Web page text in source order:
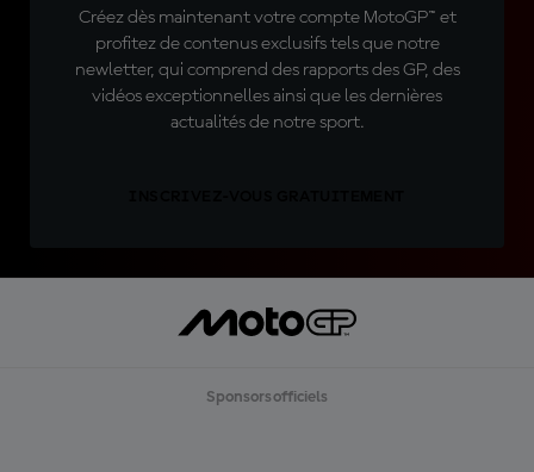
Créez dès maintenant votre compte MotoGP™ et
profitez de contenus exclusifs tels que notre
newletter, qui comprend des rapports des GP, des
vidéos exceptionnelles ainsi que les dernières
actualités de notre sport.
Sponsors officiels